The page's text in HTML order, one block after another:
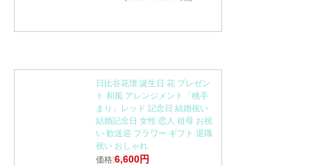
日比谷花壇 誕生日 花 プレゼン
ト 和風 アレンジメント「桃手
まり」レッド 記念日 結婚祝い
結婚記念日 女性 恋人 祖母 お祝
い 歓送迎 フラワー ギフト 退職
祝い おしゃれ
価格:6,600円